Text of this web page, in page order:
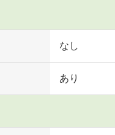
なし
あり